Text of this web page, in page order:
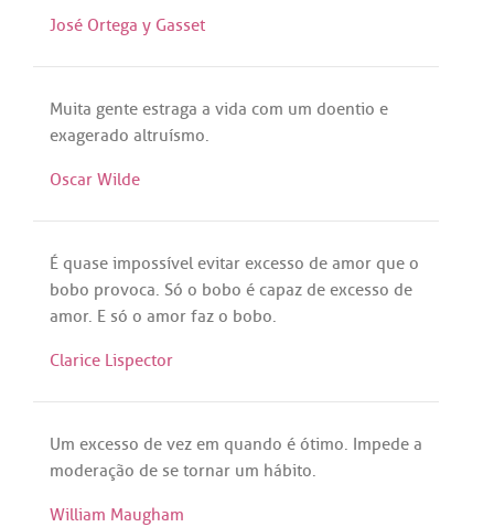
José Ortega y Gasset
Muita gente estraga a vida com um doentio e
exagerado altruísmo.
Oscar Wilde
É quase impossível evitar excesso de amor que o
bobo provoca. Só o bobo é capaz de excesso de
amor. E só o amor faz o bobo.
Clarice Lispector
Um excesso de vez em quando é ótimo. Impede a
moderação de se tornar um hábito.
William Maugham